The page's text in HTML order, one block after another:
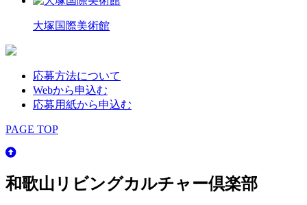
大塚国際美術館
応募方法について
Webから申込む
応募用紙から申込む
PAGE TOP
和歌山リビングカルチャー倶楽部